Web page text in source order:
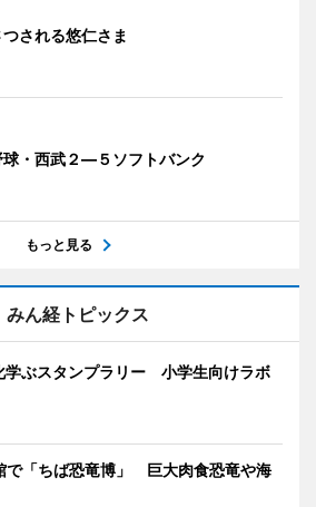
される悠仁さま
球・西武２―５ソフトバンク
もっと見る
みん経トピックス
学ぶスタンプラリー 小学生向けラボ
で「ちば恐竜博」 巨大肉食恐竜や海